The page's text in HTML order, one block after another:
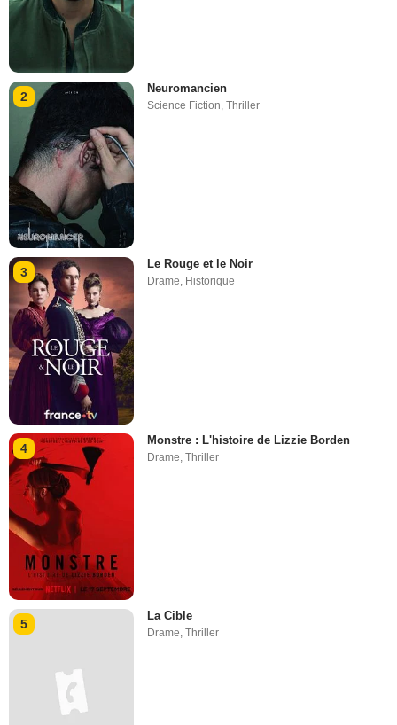
2
Neuromancien
Science Fiction,Thriller
3
Le Rouge et le Noir
Drame, Historique
4
Monstre : L'histoire de Lizzie Borden
Drame ,Thriller
5
La Cible
Drame,Thriller